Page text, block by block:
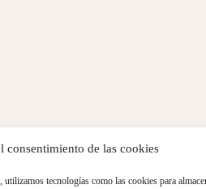
consentimiento de las cookies
utilizamos tecnologías como las cookies para